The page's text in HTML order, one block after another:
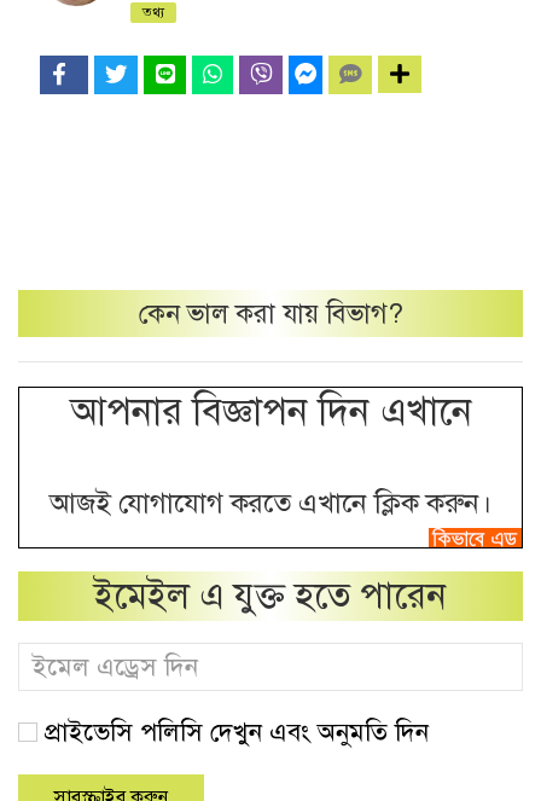
তথ্য
কেনভাল করা যায়বিভাগ?
আপনার বিজ্ঞাপন দিন এখানে
আজই যোগাযোগ করতে এখানে ক্লিক করুন।
ইমেইল এ যুক্ত হতে পারেন
প্রাইভেসি পলিসি দেখুন এবং অনুমতি দিন